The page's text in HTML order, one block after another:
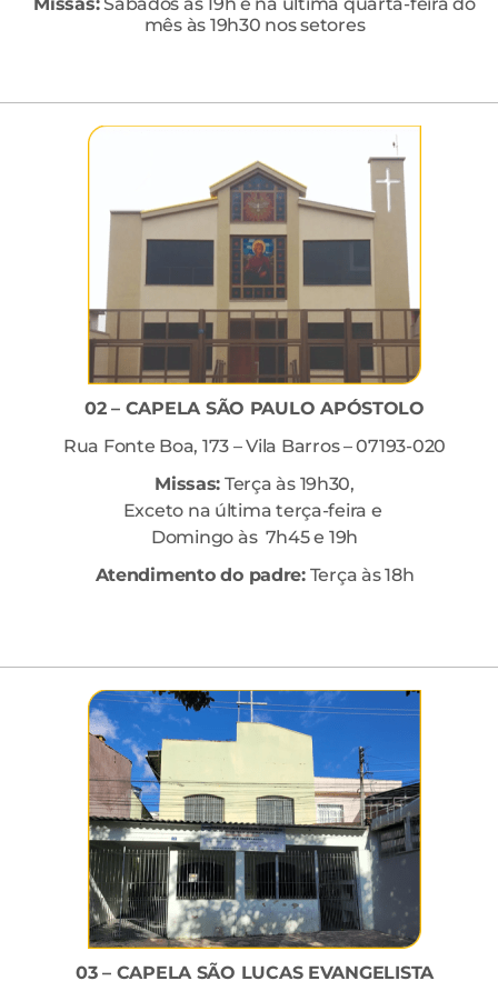
mês às 19h30 nos setores
02 – CAPELA SÃO PAULO APÓSTOLO
Rua Fonte Boa, 173 – Vila Barros – 07193-020
Missas: Terça às 19h30,
Exceto na última terça-feira e
Domingo às 7h45 e 19h
Atendimento do padre:Terça às 18h
03 – CAPELA SÃO LUCAS EVANGELISTA